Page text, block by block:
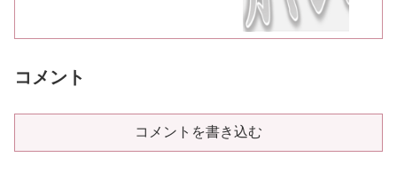
コメント
コメントを書き込む